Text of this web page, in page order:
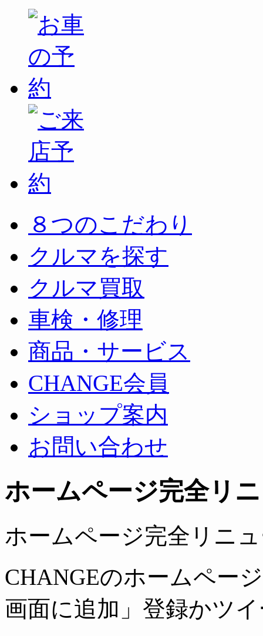
８つのこだわり
クルマを探す
クルマ買取
車検・修理
商品・サービス
CHANGE会員
ショップ案内
お問い合わせ
ホームページ完全リ
ホームページ完全リニ
CHANGEのホームペー
画面に追加」登録かツ